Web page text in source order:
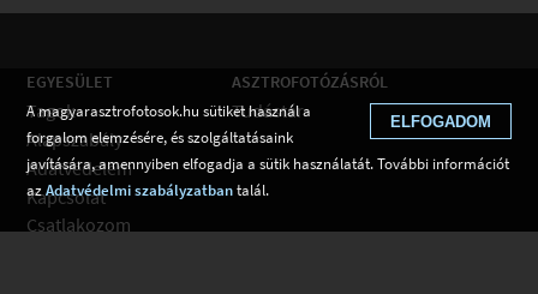
EGYESÜLET
Tagok
Alapszabály
Adatvédelem
Kapcsolat
Csatlakozom
ASZTROFOTÓZÁSRÓL
Tudástár ELFOGADOM
A magyarasztrofotosok.hu sütiket használ a
forgalom elemzésére, és szolgáltatásaink
javítására, amennyiben elfogadja a sütik használatát. További információt
azAdatvédelmi szabályzatbantalál.